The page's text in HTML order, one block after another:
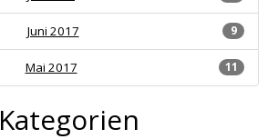
9
Juni 2017
11
Mai 2017
Kategorien